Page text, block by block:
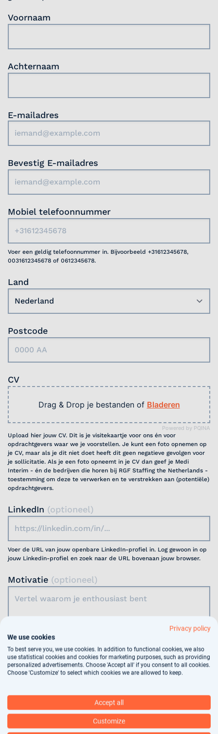
en stimuleren je om jouw kennis en
Ben jij klaar om een betekenisvolle bijdrage te
Voornaam
Achternaam
E-mailadres
Bevestig E-mailadres
Mobiel telefoonnummer
Voer een geldig telefoonnummer in. Bijvoorbeeld +31612345678,
0031612345678 of 0612345678.
Land
Postcode
CV
Powered by PQINA
Drag & Drop je bestanden of Bladeren
Upload hier jouw CV. Dit is je visitekaartje voor ons én voor
opdrachtgevers waar we je voorstellen. Je kunt een foto opnemen op
je CV, maar als je dit niet doet heeft dit geen negatieve gevolgen voor
je sollicitatie. Als je een foto opneemt in je CV dan geef je Medi
Interim - én de bedrijven die horen bij RGF Staffing the Netherlands -
toestemming om deze te verwerken en te verstrekken aan (potentiële)
opdrachtgevers.
LinkedIn (optioneel)
Voer de URL van jouw openbare LinkedIn-profiel in. Log gewoon in op
jouw Linkedin-profiel en zoek naar de URL bovenaan jouw browser.
Motivatie (optioneel)
arbeidsbemiddeling, dit vindt deels geautomatiseerd
plaats. In onsprivacy statementkun je nalezen hoe
Verstuur
Privacy policy
We use cookies
To best serve you, we use cookies. In addition to functional cookies, we also
use statistical cookies and cookies for marketing purposes, such as providing
personalized advertisements. Choose 'Accept all' if you consent to all cookies.
Choose 'Customize' to select which cookies we are allowed to keep.
Accept all
Customize